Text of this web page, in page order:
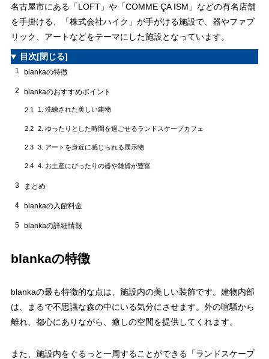
名古屋市にある「LOFT」や「COMME ÇA ISM」などの有名店舗
を手掛ける、「株式会社ハイク」が手がける施設で、器やファブ
リック、アートなどをテーマにした施設となっています。
目次[閉じる]
1 blankaの特徴
2 blankaのおすすめポイント
2.1 1. 洗練された美しい建物
2.2 2. ゆったりとした時間を過ごせるランドスケープカフェ
2.3 3. アートを身近に感じられる展示物
2.4 4. お土産にぴったりの器や雑貨が豊富
3 まとめ
4 blankaの入館料金
5 blankaの詳細情報
blankaの特徴
blankaの最も特徴的な点は、施設内の美しい装飾です。建物内部
は、まるで不思議な森の中にいる気分にさせます。外の喧騒から
離れ、都心にありながら、癒しの空間を提供してくれます。
また、施設内をぐるっと一周することができる「ランドスケープ